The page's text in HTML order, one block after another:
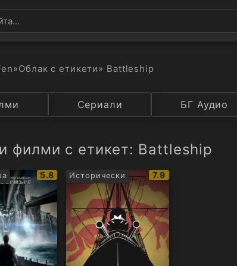
»Облак с етикети» Battleship
ДържаваСериали БГ Аудио
филми с етикет: Battleship
IMDb
рейтинг:
5.8 Исторически
IMDb
7.9